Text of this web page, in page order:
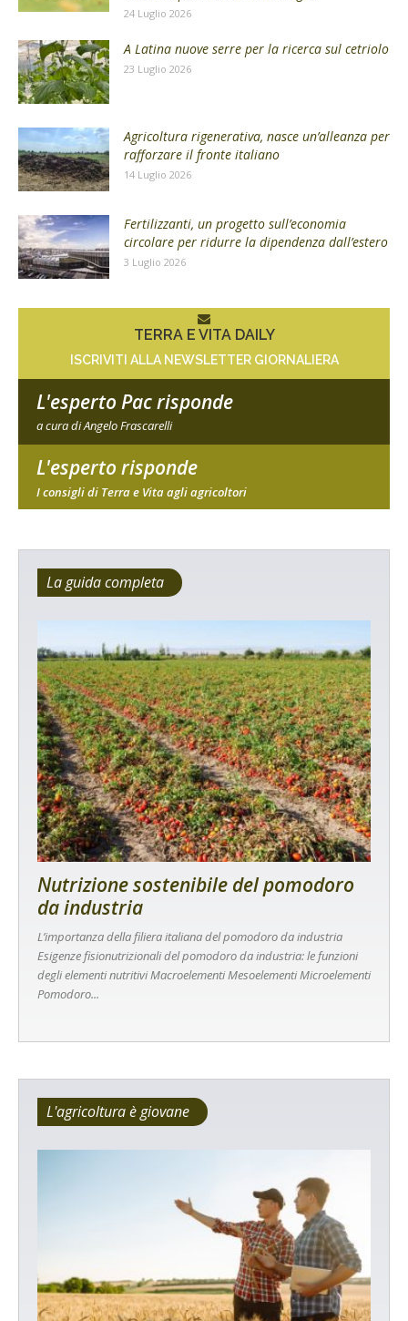
24 Luglio 2026
A Latina nuove serre per la ricerca sul cetriolo
23 Luglio 2026
Agricoltura rigenerativa, nasce un’alleanza per
rafforzare il fronte italiano
14 Luglio 2026
Fertilizzanti, un progetto sull’economia
circolare per ridurre la dipendenza dall’estero
3 Luglio 2026
TERRA E VITA DAILY
ISCRIVITI ALLA NEWSLETTER GIORNALIERA
L'esperto Pac risponde
a cura di Angelo Frascarelli
L'esperto risponde
I consigli di Terra e Vita agli agricoltori
La guida completa
Nutrizione sostenibile del pomodoro
da industria
L’importanza della filiera italiana del pomodoro da industria
Esigenze fisionutrizionali del pomodoro da industria: le funzioni
degli elementi nutritivi Macroelementi Mesoelementi Microelementi
Pomodoro...
L'agricoltura è giovane